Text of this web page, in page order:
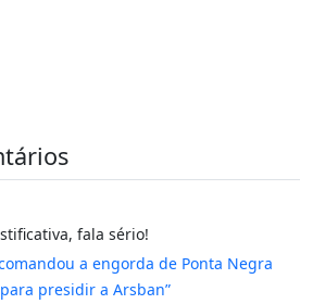
fala sério!
a engorda de Ponta Negra
presidir a Arsban”